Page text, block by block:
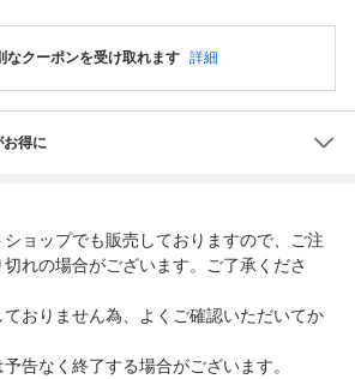
なクーポンを受け取れます 詳細
お得に
ョップでも販売しておりますので、ご注
れの場合がございます。ご了承くださ
ておりません為、よくご確認いただいてか
告なく終了する場合がございます。